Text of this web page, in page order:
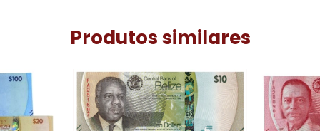
Produtos similares